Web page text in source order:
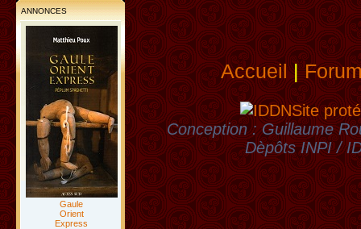
ANNONCES
Gaule
Orient
Express
Accueil|
Site
Conception : Guillaume
Dèpôts INPI /